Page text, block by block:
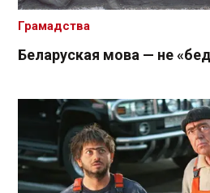
Беларуская мова — не
Грамадства